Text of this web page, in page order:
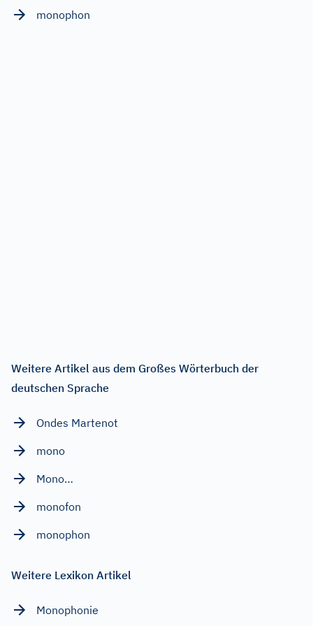
monophon
Weitere Artikel aus dem Großes Wörterbuch der
deutschen Sprache
Ondes Martenot
mono
Mono…
monofon
monophon
Weitere Lexikon Artikel
Monophonie